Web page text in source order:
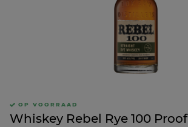
OP VOORRAAD
Whiskey Rebel Rye 100 Proof